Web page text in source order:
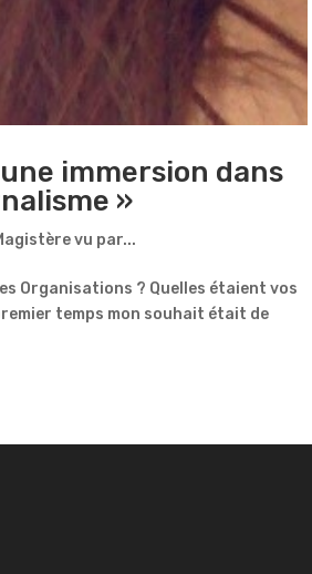
immersion dans
»
vu par...
Organisations ? Quelles étaient vos
temps mon souhait était de